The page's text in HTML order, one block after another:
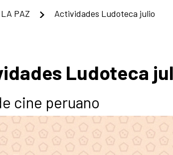
PAZ Actividades Ludoteca julio
Ludoteca
cine peruano